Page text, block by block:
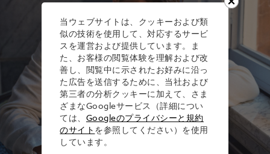
当ウェブサイトは、クッキーおよび類
似の技術を使用して、対応するサービ
スを運営および提供しています。ま
た、お客様の閲覧体験を理解および改
善し、閲覧中に示されたお好みに沿っ
た広告を送信するために、当社および
第三者の分析クッキーに加えて、さま
ざまなGoogleサービス（詳細につい
ては、 Googleのプライバシーと規約
のサイト を参照してください）を使用
しています。